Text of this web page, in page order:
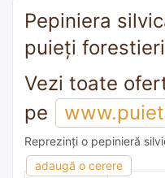
Pepiniera
puieți
Vezi toate
pe
Reprezinți o pepinieră
adaugă o cerere
adaugă o recomandare